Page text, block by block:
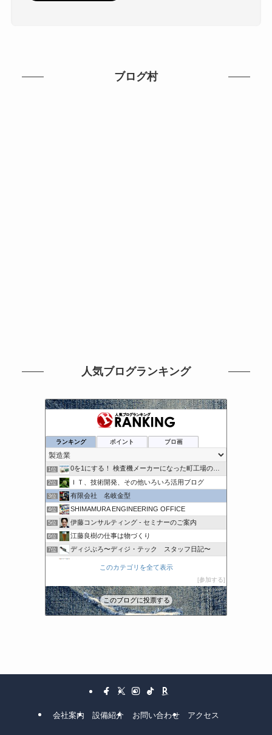
ブログ村
人気ブログランキング
ランキング ポイント ブロ画
1位 0を1にする！ 検査機メーカーになった町工場のブログ
2位 ＩＴ、技術開発、その他いろいろ活用ブログ
3位 有限会社 名岐金型
4位 SHIMAMURA ENGINEERING OFFICE
5位 伊藤コンサルティング - セミナーのご案内
6位 江藤良樹の仕事は物づくり
7位 ディジぶろ〜ディジ・テック スタッフ日記〜
10位 カイゼンブログ
11位 若白髪が多い人はカネもちになる
12位 アヤセ機工 Sales of machine and to
このカテゴリを全て表示
参加する
このブログに投票する
会社案内 設備紹介 お問い合わせ アクセス